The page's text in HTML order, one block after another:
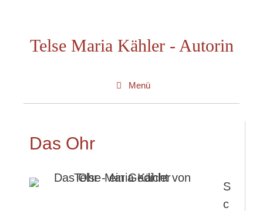
springenTelse Maria Kähler - Autorin
Menü
Das Ohr
S
c